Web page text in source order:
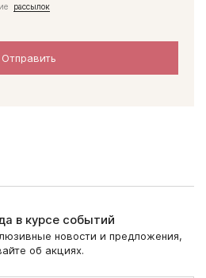
рассылок
Отправить
в курсе событий
новости и предложения,
об акциях.